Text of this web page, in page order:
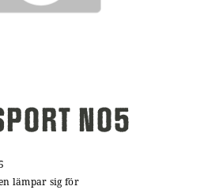
NO5
lämpar sig för